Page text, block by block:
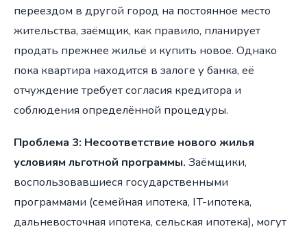
переездом в другой город на постоянное место
жительства, заёмщик, как правило, планирует
продать прежнее жильё и купить новое. Однако
пока квартира находится в залоге у банка, её
отчуждение требует согласия кредитора и
соблюдения определённой процедуры.
Проблема 3: Несоответствие нового жилья
условиям льготной программы. Заёмщики,
воспользовавшиеся государственными
программами (семейная ипотека, IT-ипотека,
дальневосточная ипотека, сельская ипотека), могут